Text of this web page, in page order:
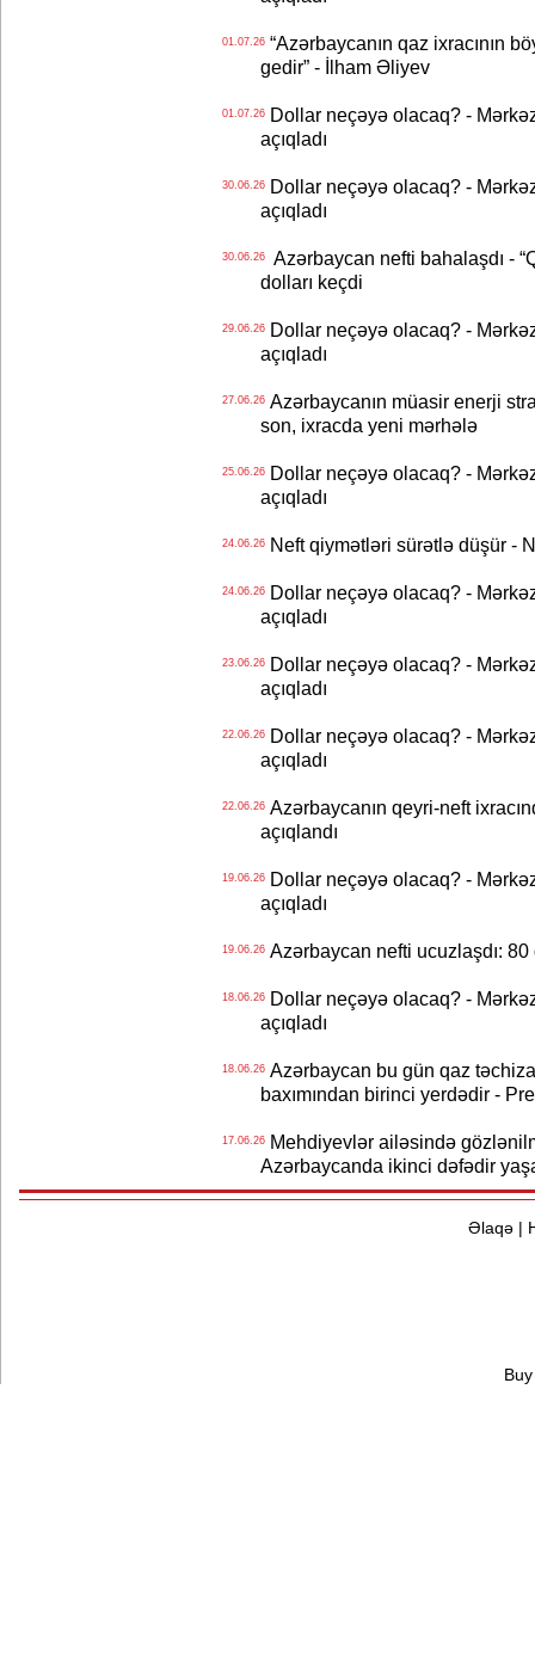
01.07.26“Azərbaycanın qaz ixracının
gedir” - İlham Əliyev
01.07.26Dollar neçəyə olacaq? -
açıqladı
30.06.26Dollar neçəyə olacaq? -
açıqladı
30.06.26Azərbaycan nefti bahalaşdı -
dolları keçdi
29.06.26Dollar neçəyə olacaq? -
açıqladı
27.06.26Azərbaycanın müasir enerji
son, ixracda yeni mərhələ
25.06.26Dollar neçəyə olacaq? -
açıqladı
24.06.26Neft qiymətləri sürətlə düşür -
24.06.26Dollar neçəyə olacaq? -
açıqladı
23.06.26Dollar neçəyə olacaq? -
açıqladı
22.06.26Dollar neçəyə olacaq? -
açıqladı
22.06.26Azərbaycanın qeyri-neft
açıqlandı
19.06.26Dollar neçəyə olacaq? -
açıqladı
19.06.26Azərbaycan nefti ucuzlaşdı: 80
18.06.26Dollar neçəyə olacaq? -
açıqladı
18.06.26Azərbaycan bu gün qaz
baxımından birinci yerdədir -
17.06.26Mehdiyevlər ailəsində
Azərbaycanda ikinci dəfədir
Əlaqə|